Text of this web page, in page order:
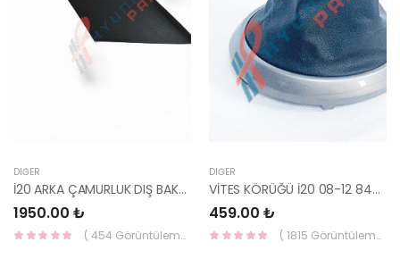
DIĞER
İ20 ARKA ÇAMURLUK DIŞ BAKALİTİ SOL 2015- ( PARLAK SİYAH ) 87360-C8000-YS
1950.00 ₺
( 454 Görüntüleme )
DIĞER
VİTES KÖRÜĞÜ İ20 08-12 84640-1J000-YS
459.00 ₺
( 1815 Görüntüleme )